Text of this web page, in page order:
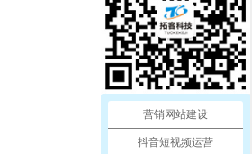
营销网站建设
抖音短视频运营